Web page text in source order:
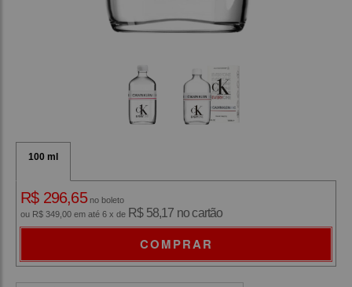
100 ml
R$ 296,65no boleto
ou R$ 349,00 em até 6 x de R$ 58,17 no cartão
COMPRAR